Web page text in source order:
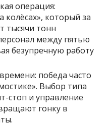
операция:
который за
тысячи тонн
между пятью
безупречную работу
победа часто
Выбор типа
стоп и управление
гонку в